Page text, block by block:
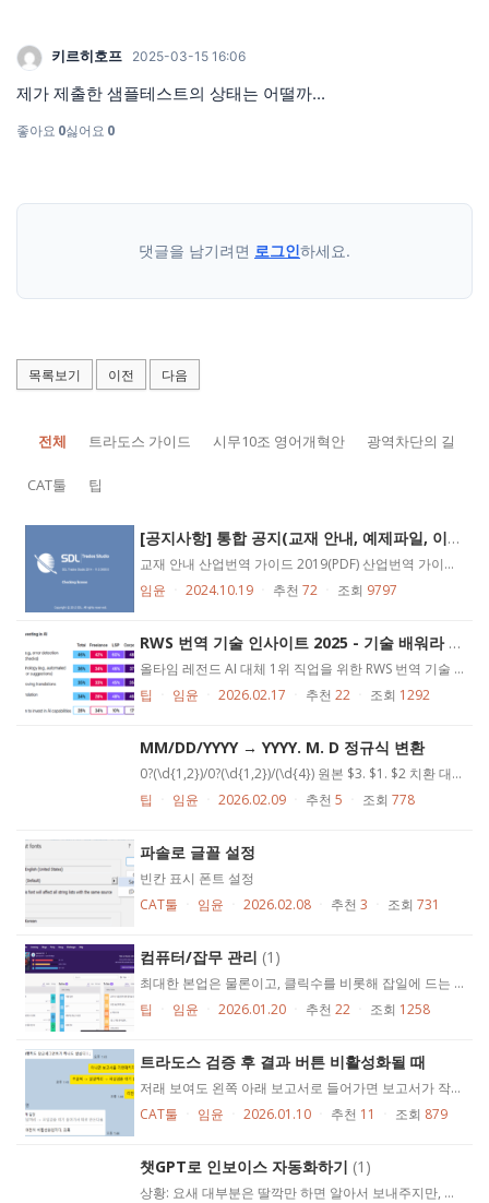
키르히호프 2025-03-15 16:06
제가 제출한 샘플테스트의 상태는 어떨까...
좋아요 0싫어요 0
댓글을 남기려면 로그인하세요.
목록보기 이전 다음
전체 트라도스 가이드 시무10조 영어개혁안 광역차단의 길
CAT툴 팁
[공지사항] 통합 공지(교재 안내, 예제파일, 이용법)
교재 안내 산업번역 가이드 2019(PDF) 산업번역 가이드 2019 예제파일 트라도스 가이드 2024 yes24 aladin kyobobook 트라도스 가이드 2024 예제파일 유료회원 전용 팁 https://rebtion.net/premium/ 이용법 일단 직장에 붙어 계세요 산업번역 가이드 1~5장을 읽고 프로즈/링크드인 프로필 작성(190쪽) 프로즈 프로필용 번역 5개 작성 영어 이력서 작성(237쪽) 리뷰게시판에 올려주시면 미래의 제가 확인해 드림 번역회사에 제출(243쪽) 1~6 과정에서 질문이 있으시면 기술 질문 게시판 이용(미래의 제가 확인해 드림) 중요한 공지는 다 끝났고, 아래는 그냥 읽어보세요 -- 저는 운전면허증, 혼인신고서 같은 것부터 번역하던 시절을 거쳐 2014년, 아예 번역을 전업으로 삼기로 결정합니다 출처: https://translationtherapy.com/sdl-studio-2014-first-impression-and-new-features-overview/ 당시 이 친구를 살 돈이 없어 체험판을 깔고, translation memory가 뭔지도 몰라 한줄한줄 기억에 의존해 복사해서 붙여넣던 삽질을 하였습니다 다행히 체험판 기간 동안 번 돈으로 이 친구를 구입할 수 있었습니다 다만, 시기는 험난한 2014년, 아직 취직이라는 고용 형태가 어렵지 않던 시절입니다 지금은 트라도스의 필요에 이의를 제기하는 사람이 거의 없으나 그 당시 한국어로 트라도스라고 검색하면 '번역회사가 몇십만원짜리 프로그램을 사라는데 사기 아니냐'거나 '크랙 없냐'는 소리나 검색되곤 하였습니다 저는 백수도 아닌 비경제활동인구였던 저를 구원해준 트라도스에 감사한 마음을 늘 지니고 있었고 그런 사람들이 있거나 말거나, 이 친구가 저를 구원했다는 사실을 동네방네 떠들었습니다 기억하시는 분이 있을지 모르겠지만, 2017 버전 트라도스 가이드도 있었습니다 (한국어 한정 독점시장) 이후 2019년 초, 트라도스 자격증(초급)을 취득하였고 직접 이력서에 넣어보고 주변 사람들에게 추천해 보니 효력(?)이...
임윤
2024.10.19 추천 72 조회 9797
RWS 번역 기술 인사이트 2025 - 기술 배워라(3)
올타임 레전드 AI 대체 1위 직업을 위한 RWS 번역 기술 인사이트 2025가 나왔습니다. 다운로드: https://www.rws.com/about/translation-technology-insights/ 2023년 버전 요약은 여기에 있으니 https://rebtion.net/learnfree/?mod=document&pageid=1&uid=10827 지난번과 어떤 항목이 달라졌나 비교하며 보시는 것도 의미가 있을 것입니다. 2023년 이후 기술적으로는 생성형 AI와 LLM이 비약적인 발전을 이루었고, 경제적으로는 유동성 파티가 종료되었고, 정치적으로는 보호무역주의가 득세하게 되었습니다. 이 상황에서 반가운 보고서가 나왔는데요. 항상 강조하는 것이지만, “작성자”가 누구인지, “왜” 작성했는지 고려하며 읽으시면 좋겠습니다. 저와 RWS는 이해관계가 같지 않으므로 같은 사실을 놓고도 의견이 다를 수밖에 없습니다. 배경 지식 NMT: 인공신경망(Neural Network)을 이용해 문장을 통째로 이해하는 번역에 특화된 AI 기술(기존의 문법을 하나하나 입력하는 규칙 기반 RMT, 의미 단위를 기반으로 연결하는 통계 기반 SMT에서 발전한 것), Google Translate가 여기 속함 LLM: 범용 언어 이해/생성 모델 생성형 AI: 콘텐츠를 생성하는 AI 전체 개념(LLM 포함), ChatGPT, Claude, Gemini, Llama 등 기존 조사 대상인 번역가, 번역회사, 기업(고객사)에 더해, 새로 정부 부문이 추가되었습니다. 원래 기술 발전과 대규모 실직은 역사적으로 세트였고(산업혁명, 이앙법, 우리 세대에서는 닷컴 버블 기억하시면 됨), 정부들이 손가락 빨고 있어봤더니 하등 좋을 것이 없었더라 하는 것도 학습됐기 때문에 기본소득 같은 것이 논의될 것입니다. 일의 본질을 고려하면, 의뢰하는 기업 입장에서는 불황에 매출을 유지하기 위해 번역이 계속 필요합니다. 대부분 자국 내에서 수요는 이미 소진되었고 비교적 저렴한 값으로 시장을 확장할 수 있는 수단이거든요. 신제품을 개발하는 것보다는 번역이 싸게 먹힌다는...
팁
임윤 2026.02.17 추천 22 조회 1292
MM/DD/YYYY → YYYY. M. D 정규식 변환
0?(\d{1,2})/0?(\d{1,2})/(\d{4}) 원본 $3. $1. $2 치환 대상
팁
임윤 2026.02.09 추천 5 조회 778
파솔로 글꼴 설정
빈칸 표시 폰트 설정
CAT툴
임윤 2026.02.08 추천 3 조회 731
컴퓨터/잡무 관리 (1)
최대한 본업은 물론이고, 클릭수를 비롯해 잡일에 드는 시간을 줄이는 것이 핵심 세상에서 제일 아까운 시간이 파일 찾는 시간임 바탕화면 전부 바탕화면에서 작업하고 치워버립니다 매우 혼란스러워 보이지만 나름대로 규칙이 있습니다 왼쪽 - 당장 해야될 일 *오늘은 다 해서 일이 없음 나중에 파일 찾을 일 대비해서 이번달 2026년 01월 작업이 끝나면 통째로 업무 완료 폴더로 따로 옮김 중간 - 당장은 아니고 적어도 한 달 안에 해야 할 것이거나, 한 달 안에 해야 된다고 생각해서 냅뒀는데 몇 달이 걸리고 있는 것 ERP 입력, 정부 지원 사업 같은 것 중간 아래 - 연 단위 오른쪽 위 - 각종 매크로 복붙용, 원드라이브, 출판사 주문용 프로그램 오른쪽 아래 - 디지털 노가다 유지보수용 주기적으로 안 쓴다 싶으면 잡파일을 모아두는 폴더로 옮김 주기적으로 파일 전체 정리 이름 지을 때, 무조건 파일명으로 내용 알 수 있게 정리 안 그런 파일(다운로드해서 설치하고 나중에 새 버전 받아야 되는 프로그램 등)은 그냥 쓰고 지움 업무용 앱 실제 클릭해 쓸 일 있는 애들만 주기적으로 정리 스팀이 노는 용도가 아님, 밥줄임 ㅇㅅㅠ 파일 탐색기 프로젝트 목록, 번역 메모리, 텀베이스 관공서용 각종 서류(등기부등본, 자격증, 사업자등록증, 통장 앞면 사본, 여권 사본 등등) 접근하기 쉽게 모아둠 마우스 우클릭 -> '즐겨찾기에 고정' 하면 됨 트라도스 프로젝트 관리 자주 업데이트되는 개별 일 -> 게임별/회사별로 프로젝트 생성 한 회사에서 주는...
팁
임윤 2026.01.20 추천 22 조회 1258
트라도스 검증 후 결과 버튼 비활성화될 때
저래 보여도 왼쪽 아래 보고서로 들어가면 보고서가 작성되어 있으니 엑셀로 받아 제출하면 됩니다. 이것도 그냥 알아낸 건 아니고 사전 정보: 컴퓨터 사양으로 문제가 될 분은 아님 오답 1(잠금 세그먼트 때문에 부하가 온 것은 아닌가?) 오답 2(리턴 패키지랑 같이 보고서를 생성할 때 안 되는 경우가 있는데, 따로 생성하면 되지 않을까?) 3번째 성공 이 정도면 빨리 알아낸 것 *생성형 AI는 최신 오류에 '학습'이 안 되어 있음 딸깍 하면 답변이 나온다고 생각하는 분들이 있는데, 같이 문제를 해결해 보죠, 먼저 A? 아닌가요? B, C, D, E 일 수도 있지 않겠?읍니까? 하면서 시행착오를 겪는 것은 '어쩔 수가 없음' 그러고도 해결이 안되는 경우가 있는데, 이것도 '어쩔 수가 없음' 문과 모질이 이뮨이 문제가 아니라, 빌게이츠가 와도 어쩔 수가 없음 컴퓨터 얽힌 일만 그러한가? 사실 세상 일이 다 그러한데, 인큐베이터 있다 밖에 나오면 원래 힘듭니다 그냥 정부에 도움 요청하고, 집에 잘 계셨으면 좋겠음
CAT툴
임윤 2026.01.10 추천 11 조회 879
챗GPT로 인보이스 자동화하기 (1)
상황: 요새 대부분은 딸깍만 하면 알아서 보내주지만, 이메일로 프로젝트명/단어수 적어서 의뢰하는 곳이 있음 G메일 사용하고, 완료하였는데 인보이스 작성하지 않은 경우 별 찍어서 표시해 둔 상태 내 경우에는, project name: 뒤에 프로젝트명이 나오고, word count: 뒤에 워드수가 나오는 형태였으며 항상 그러하듯 예외가 존재함 프롬프트 1: gmail에서 "is:starred 회사명"이라고 검색 시 추출되는 이메일 본문 대상 Project name: 뒤의 영숫자와 언더바로 구성된 문자열, Word count: 뒤의 숫자가 필요함 csv로 1번 열에는 Project name만, 2번 열에는 Word count만 추출 * 팁: project name 뒤에 '영숫자와 언더바로 구성된 문자열' '숫자'처럼 컴퓨터의 언어로 정확하게 묘사할 필요가 있음 문자열 string은 컴퓨터한테 구분되는 다른 의미가 있음 아무리 인간 언어 흉내를 내고 있다지만 근본은 컴퓨터임 답변 1: Google Apps Script (GAS) 자동 추출을 써봅시다! 결과물 1: 당연히 뭔가 맘에 안드는 오류가 날 것임 내 경우에는 누락된 이메일이 있었음 프롬프트 2: 누락된 이메일 존재함. "is:starred 회사명" 검색 시 결과 78개인데, 결과물은 47개임. 누락된 이메일 별도 csv로 작성 원인 분석 결과물 2: 내 경우, 1) project code: 아니고 project:, Word count: 아니고 Word:라고 하거나, 본문에 the word count is @@하는 식으로 exception이 있었음 2) 의뢰 본문이 따로 있는데 이후 번역회사가 모종의 이유로 단어수나 요청사항을 수정하거나, 인보이스에는 들어가야 하는데 단어수가 아닌 경우 (QA) 정확히 내용을 파악하지 못했음 프롬프트 3: 1) 1번에 해당할...